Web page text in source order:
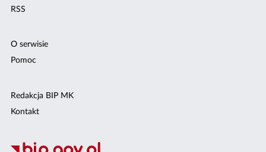
RSS
O serwisie
Pomoc
Redakcja BIP MK
Kontakt